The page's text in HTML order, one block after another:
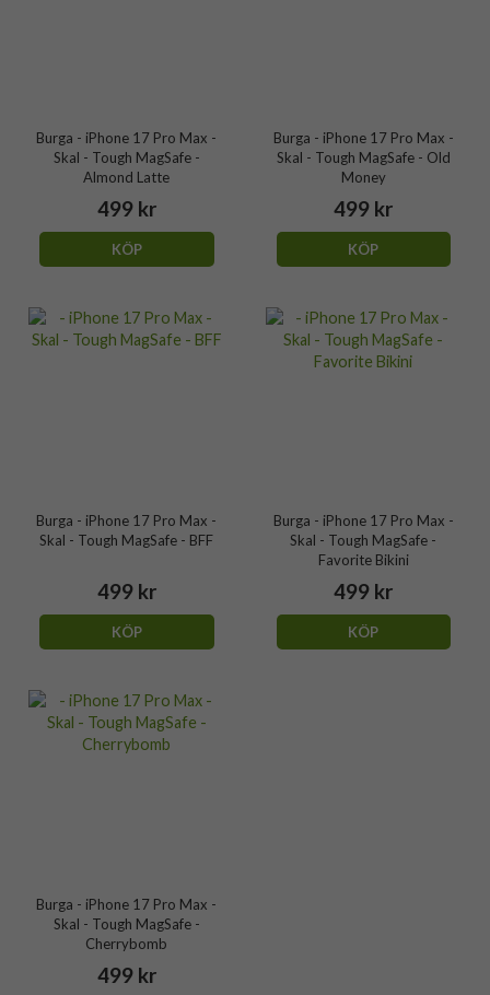
Burga - iPhone 17 Pro Max -
Skal - Tough MagSafe -
Almond Latte
499 kr
KÖP
Burga - iPhone 17 Pro Max -
Skal - Tough MagSafe - Old
Money
499 kr
KÖP
Burga - iPhone 17 Pro Max -
Skal - Tough MagSafe - BFF
499 kr
KÖP
Burga - iPhone 17 Pro Max -
Skal - Tough MagSafe -
Favorite Bikini
499 kr
KÖP
Burga - iPhone 17 Pro Max -
Skal - Tough MagSafe -
Cherrybomb
499 kr